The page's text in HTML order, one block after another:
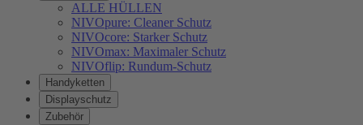
ALLE HÜLLEN
NIVOpure: Cleaner Schutz
NIVOcore: Starker Schutz
NIVOmax: Maximaler Schutz
NIVOflip: Rundum-Schutz
Handyketten
Displayschutz
Zubehör